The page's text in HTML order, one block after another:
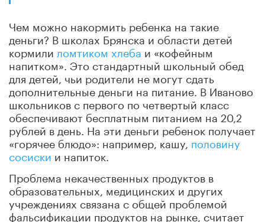
Чем можно накормить ребенка на такие
деньги? В школах Брянска и области детей
кормили ломтиком хлеба и «кофейным
напитком». Это стандартный школьный обед
для детей, чьи родители не могут сдать
дополнительные деньги на питание. В Иваново
школьников с первого по четвертый класс
обеспечивают бесплатным питанием на 20,2
рублей в день. На эти деньги ребенок получает
«горячее блюдо»: например, кашу, половину
сосиски и напиток.
Проблема некачественных продуктов в
образовательных, медицинских и других
учреждениях связана с общей проблемой
фальсификации продуктов на рынке, считает